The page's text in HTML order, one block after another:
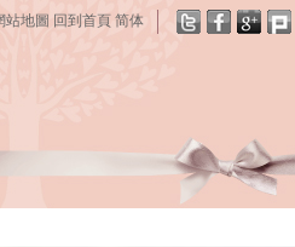
站地圖 回到首頁 简体